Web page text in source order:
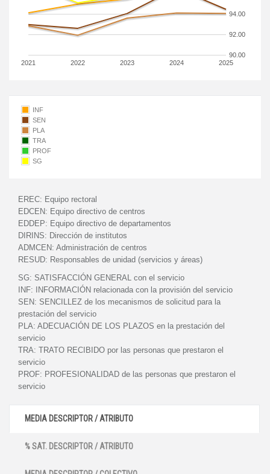
2021 2022 2023 2024 2025
90.00
92.00
94.00
INF
SEN
PLA
TRA
PROF
SG
EREC: Equipo rectoral
EDCEN: Equipo directivo de centros
EDDEP: Equipo directivo de departamentos
DIRINS: Dirección de institutos
ADMCEN: Administración de centros
RESUD: Responsables de unidad (servicios y áreas)
SG: SATISFACCIÓN GENERAL con el servicio
INF:
INFORMACIÓN relacionada con la provisión del servicio
SEN: SENCILLEZ de los mecanismos de solicitud para la
prestación del servicio
PLA: ADECUACIÓN DE LOS PLAZOS en la prestación del
servicio
TRA: TRATO RECIBIDO por las personas que prestaron el
servicio
PROF: PROFESIONALIDAD de las personas que prestaron el
servicio
MEDIA DESCRIPTOR / ATRIBUTO
% SAT. DESCRIPTOR / ATRIBUTO